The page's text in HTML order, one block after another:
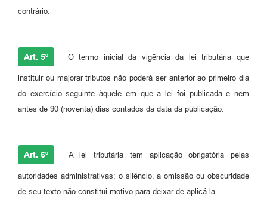
contrário.
Art. 5º O termo inicial da vigência da lei tributária que
instituir ou majorar tributos não poderá ser anterior ao primeiro dia
do exercício seguinte àquele em que a lei foi publicada e nem
antes de 90 (noventa) dias contados da data da publicação.
Art. 6º A lei tributária tem aplicação obrigatória pelas
autoridades administrativas; o silêncio, a omissão ou obscuridade
de seu texto não constitui motivo para deixar de aplicá-la.